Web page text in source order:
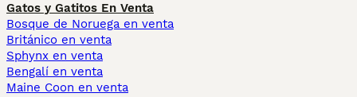
Gatos y Gatitos En Venta
Bosque de Noruega en venta
Británico en venta
Sphynx en venta
Bengalí en venta
Maine Coon en venta